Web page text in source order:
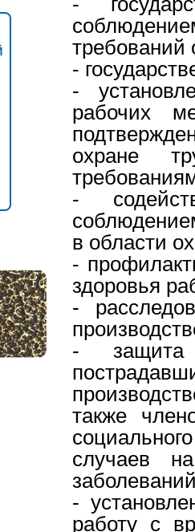
требований
-
-
рабочих
охране
-
в области
-
здоровья
-
- защита
также
случаев
-
работу с